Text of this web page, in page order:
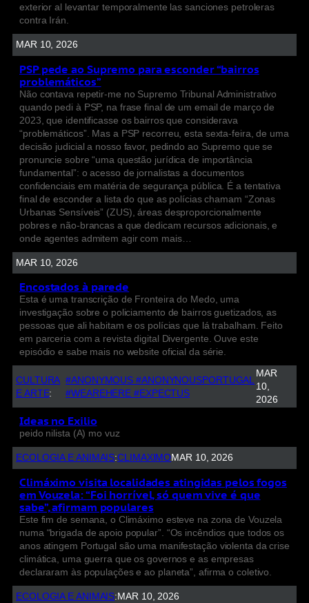
exterior al levantar temporalmente las sanciones petroleras
contra Irán.
MAR 10, 2026
PSP pede ao Supremo para esconder “bairros
problemáticos”
Não contava repetir-me no Supremo Tribunal Administrativo
quando pedi à PSP, na frase final de um email de março de
2023, que identificasse os bairros que considerava
“problemáticos”. Mas a PSP recorreu, esta sexta-feira, de uma
decisão judicial a nosso favor, pedindo ao Supremo que se
pronuncie sobre “uma questão jurídica de importância
fundamental”: o acesso de jornalistas a documentos
confidenciais em matéria de segurança pública. É a tentativa
final de esconder a lista do que as polícias chamam “Zonas
Urbanas Sensíveis” (ZUS), áreas desproporcionalmente
pobres e não-brancas a que dedicam recursos adicionais, e
onde agentes admitem agir com mais…
MAR 10, 2026
Encostados à parede
Esta é uma transcrição de Fronteira do Medo, uma
investigação sobre o policiamento de bairros guetizados, as
pessoas que ali habitam e os polícias que lá trabalham. Feito
em parceria com a revista digital Divergente. Ouve este
episódio e sabe mais no website oficial da série.
CULTURA
E ARTE:
#ANONYMOUS #ANONYNOUSPORTUGAL
#WEAREHERE #EXPECTUS
MAR
10,
2026
Ideas no Exilio
peido nilista (A) mo vuz
ECOLOGIA E ANIMAIS:CLIMAXIMOMAR 10, 2026
Climáximo visita localidades atingidas pelos fogos
em Vouzela: “Foi horrível, só quem vive é que
sabe”, afirmam populares
Este fim de semana, o Climáximo esteve na zona de Vouzela
numa “brigada de apoio popular”. “Os incêndios que todos os
anos atingem Portugal são uma manifestação violenta da crise
climática, uma guerra que os governos e as empresas
declararam às populações e ao planeta”, afirma o coletivo.
ECOLOGIA E ANIMAIS: MAR 10, 2026